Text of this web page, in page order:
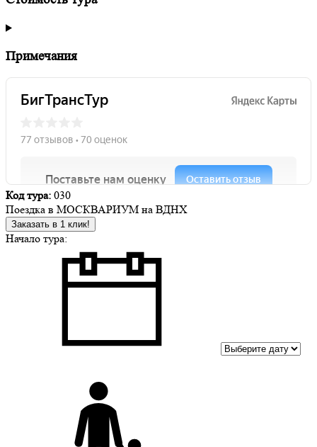
Примечания
Код тура: 030
Поездка в МОСКВАРИУМ на ВДНХ
Заказать в 1 клик!
Начало тура: